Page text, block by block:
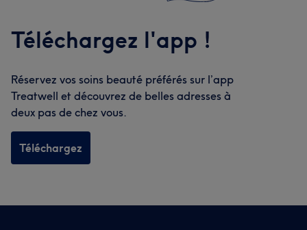
Téléchargez l'app !
Réservez vos soins beauté préférés sur l’app
Treatwell et découvrez de belles adresses à
deux pas de chez vous.
Téléchargez